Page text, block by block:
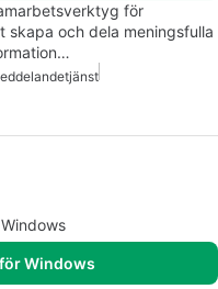
för
och dela meningsfulla
Windows